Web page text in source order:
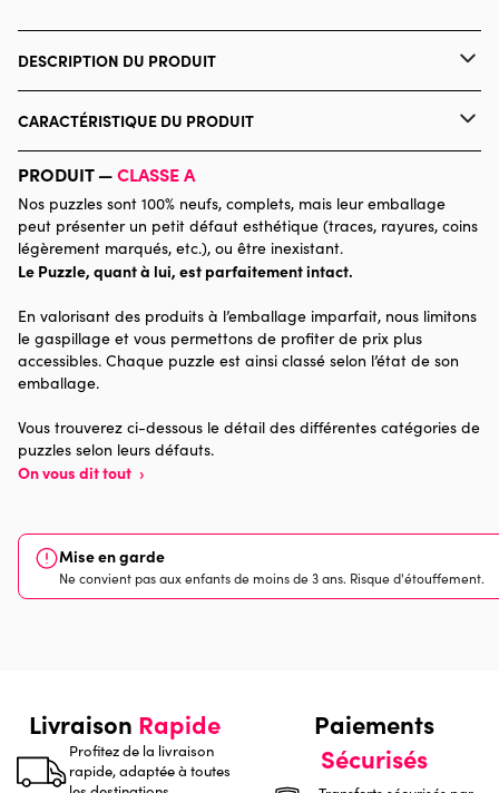
DESCRIPTION DU PRODUIT
Jason Taylor
CARACTÉRISTIQUE DU PRODUIT
Catégorie Puzzles - Villes et Villages
Age
Puzzle pour Adultes (500 à
Provenance
Dimensions
PRODUIT —CLASSE A
Nos puzzles sont 100% neufs, complets, mais leur emballage
peut présenter un petit défaut esthétique (traces, rayures, coins
légèrement marqués, etc.), ou être inexistant.
Le Puzzle, quant à lui, est parfaitement intact.
En valorisant des produits à l’emballage imparfait, nous limitons
le gaspillage et vous permettons de profiter de prix plus
accessibles. Chaque puzzle est ainsi classé selon l’état de son
emballage.
Vous trouverez ci-dessous le détail des différentes catégories de
puzzles selon leurs défauts.
On vous dit tout ›
Mise en garde
Ne convient pas aux enfants de moins de 3 ans. Risque d'étouffement.
Livraison Rapide
Profitez de la livraison
rapide, adaptée à toutes
Paiements
Sécurisés